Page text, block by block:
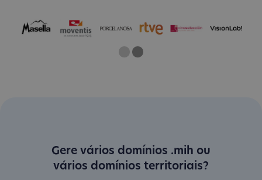
One
Current Slide
Two
Gere vários domínios .mih ou
vários domínios territoriais?